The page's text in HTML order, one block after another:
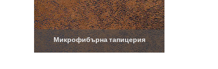
Микрофибърна тапицерия